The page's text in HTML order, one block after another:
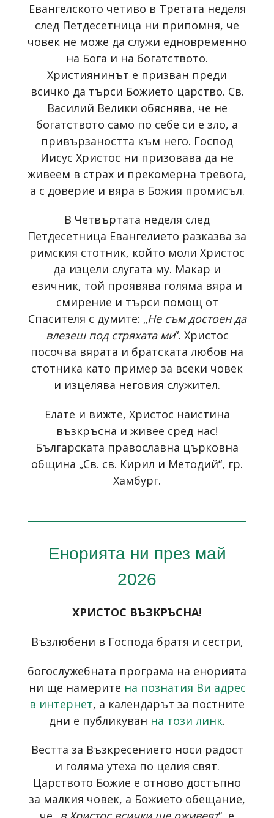
Евангелското четиво в Третата неделя
след Петдесетница ни припомня, че
човек не може да служи едновременно
на Бога и на богатството.
Християнинът е призван преди
всичко да търси Божието царство. Св.
Василий Велики обяснява, че не
богатството само по себе си е зло, а
привързаността към него. Господ
Иисус Христос ни призовава да не
живеем в страх и прекомерна тревога,
а с доверие и вяра в Божия промисъл.
В Четвъртата неделя след
Петдесетница Евангелието разказва за
римския стотник, който моли Христос
да изцели слугата му. Макар и
езичник, той проявява голяма вяра и
смирение и търси помощ от
Спасителя с думите: „Не съм достоен да
влезеш под стряхата ми“. Христос
посочва вярата и братската любов на
стотника като пример за всеки човек
и изцелява неговия служител.
Елате и вижте, Христос наистина
възкръсна и живее сред нас!
Българската православна църковна
община „Св. св. Кирил и Методий“, гр.
Хамбург.
Енорията ни през май
2026
ХРИСТОС ВЪЗКРЪСНА!
Възлюбени в Господа братя и сестри,
богослужебната програма на енорията
ни ще намерите на познатия Ви адрес
в интернет, а календарът за постните
дни е публикуван на този линк.
Вестта за Възкресението носи радост
и голяма утеха по целия свят.
Царството Божие е отново достъпно
за малкия човек, а Божието обещание,